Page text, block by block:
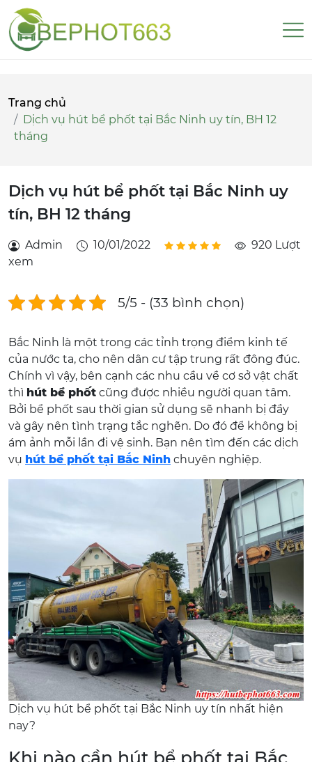
Trang chủ
Dịch vụ hút bể phốt tại Bắc Ninh uy tín, BH 12
tháng
Dịch vụ hút bể phốt tại Bắc Ninh uy
tín, BH 12 tháng
Admin 10/01/2022
920 Lượt
xem
5/5 - (33 bình chọn)
Bắc Ninh là một trong các tỉnh trọng điểm kinh tế
của nước ta, cho nên dân cư tập trung rất đông đúc.
Chính vì vậy, bên cạnh các nhu cầu về cơ sở vật chất
thì hút bể phốt cũng được nhiều người quan tâm.
Bởi bể phốt sau thời gian sử dụng sẽ nhanh bị đầy
và gây nên tình trạng tắc nghẽn. Do đó để không bị
ám ảnh mỗi lần đi vệ sinh. Bạn nên tìm đến các dịch
vụ hút bể phốt tại Bắc Ninh chuyên nghiệp.
Dịch vụ hút bể phốt tại Bắc Ninh uy tín nhất hiện
nay?
Khi nào cần hút bể phốt tại Bắc